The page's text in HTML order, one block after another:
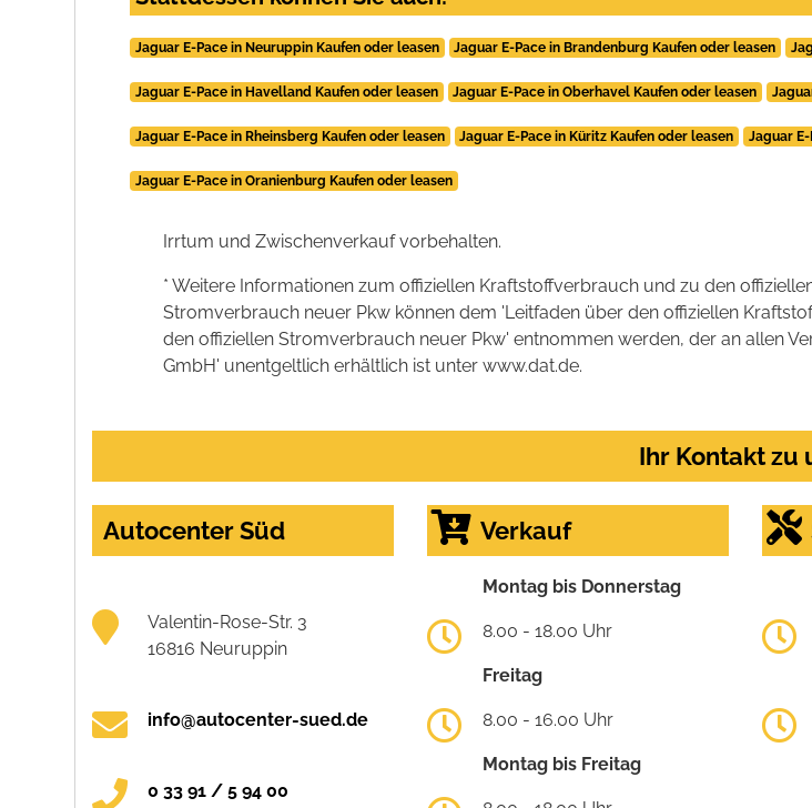
Jaguar E-Pace in Neuruppin Kaufen oder leasen Jaguar E-Pace in Brandenburg Kaufen oder leasen
Jaguar E-Pace in Havelland Kaufen oder leasen Jaguar E-Pace in Oberhavel Kaufen oder leasen
Jaguar E-Pace in Rheinsberg Kaufen oder leasen Jaguar E-Pace in Küritz Kaufen oder leasen Jaguar
Jaguar E-Pace in Oranienburg Kaufen oder leasen
Irrtum und Zwischenverkauf vorbehalten.
* Weitere Informationen zum offiziellen Kraftstoffverbrauch und zu den
Stromverbrauch neuer Pkw können dem 'Leitfaden über den offiziellen
den offiziellen Stromverbrauch neuer Pkw' entnommen werden, der an allen
GmbH' unentgeltlich erhältlich ist unter www.dat.de.
Ihr Kontakt zu
Autocenter Süd
Valentin-Rose-Str. 3
16816 Neuruppin
info@autocenter-sued.de
0 33 91 / 5 94 00
Verkauf
Montag bis Donnerstag
8.00 - 18.00 Uhr
Freitag
8.00 - 16.00 Uhr
Montag bis Freitag